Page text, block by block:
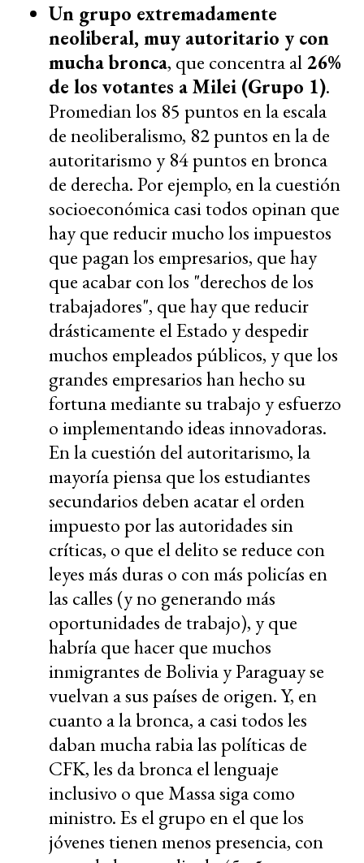
Un grupo extremadamente
neoliberal, muy autoritario y con
mucha bronca, que concentra al26%
de los votantes a Milei (Grupo 1).
Promedian los 85 puntos en la escala
de neoliberalismo, 82 puntos en la de
autoritarismo y 84 puntos en bronca
de derecha. Por ejemplo, en la cuestión
socioeconómica casi todos opinan que
hay que reducir mucho los impuestos
que pagan los empresarios, que hay
que acabar con los "derechos de los
trabajadores", que hay que reducir
drásticamente el Estado y despedir
muchos empleados públicos, y que los
grandes empresarios han hecho su
fortuna mediante su trabajo y esfuerzo
o implementando ideas innovadoras.
En la cuestión del autoritarismo, la
mayoría piensa que los estudiantes
secundarios deben acatar el orden
impuesto por las autoridades sin
críticas, o que el delito se reduce con
leyes más duras o con más policías en
las calles (y no generando más
oportunidades de trabajo), y que
habría que hacer que muchos
inmigrantes de Bolivia y Paraguay se
vuelvan a sus países de origen. Y, en
cuanto a la bronca, a casi todos les
daban mucha rabia las políticas de
CFK, les da bronca el lenguaje
inclusivo o que Massa siga como
ministro. Es el grupo en el que los
jóvenes tienen menos presencia, con